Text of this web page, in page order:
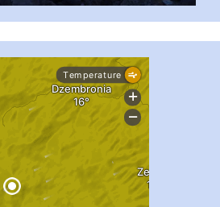
...
pimrec_project